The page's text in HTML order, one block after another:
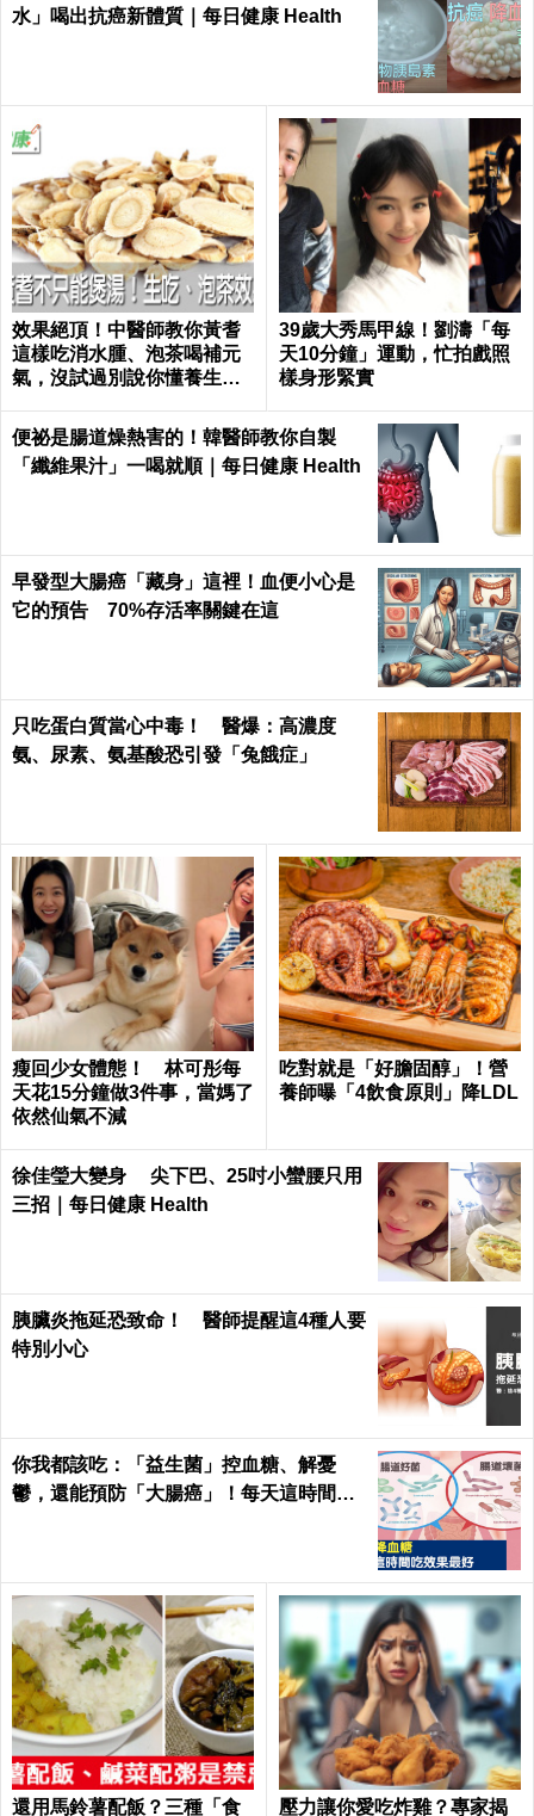
水」喝出抗癌新體質｜每日健康 Health
效果絕頂！中醫師教你黃耆
這樣吃消水腫、泡茶喝補元
氣，沒試過別說你懂養生｜
39歲大秀馬甲線！劉濤「每
天10分鐘」運動，忙拍戲照
樣身形緊實
便祕是腸道燥熱害的！韓醫師教你自製
「纖維果汁」一喝就順｜每日健康 Health
早發型大腸癌「藏身」這裡！血便小心是
它的預告 70%存活率關鍵在這
只吃蛋白質當心中毒！ 醫爆：高濃度
氨、尿素、氨基酸恐引發「兔餓症」
瘦回少女體態！ 林可彤每
天花15分鐘做3件事，當媽了
依然仙氣不減
吃對就是「好膽固醇」！營
養師曝「4飲食原則」降LDL
徐佳瑩大變身 尖下巴、25吋小蠻腰只用
三招｜每日健康 Health
胰臟炎拖延恐致命！ 醫師提醒這4種人要
特別小心
你我都該吃：「益生菌」控血糖、解憂
鬱，還能預防「大腸癌」！每天這時間吃
還用馬鈴薯配飯？三種「食 壓力讓你愛吃炸雞？專家揭